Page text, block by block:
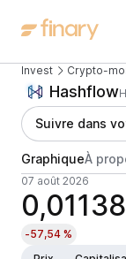
Invest Crypto-
Hashflow
Suivre dans
GraphiqueÀ
07 août 2026
-57,54 %